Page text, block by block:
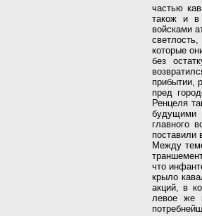
частью
також и в
войсками
которые
без
прибытии,
пред
Ренцеля
будущими
главного
Между
что
крыло
акций, в
левое же